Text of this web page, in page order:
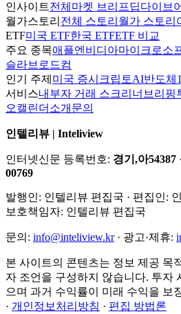
인사이트전체 마켓 브리프딥다이브
월가스토리 전체 스토리 월가 스토리
ETF미국 ETF한국 ETFETF 비교
주요 종목애플엔비디아마이크로소
슬라브로드컴
인기 주제 미국 증시 크립토AI반도체
서비스내부자 거래 스크리너 브리핑
오캘린더 소개 문의
인텔리뷰 | Inteliview
인터넷신문 등록번호: 경기,아54387
00769
발행인: 인텔리뷰 편집국 · 편집인:
보호책임자: 인텔리뷰 편집국
문의: info@inteliview.kr· 광고·제휴:
본 사이트의 콘텐츠는 정보 제공 목
자 조언을 구성하지 않습니다. 투자
으며 과거 수익률이 미래 수익을 보
· 개인정보처리방침 · 편집 방법론